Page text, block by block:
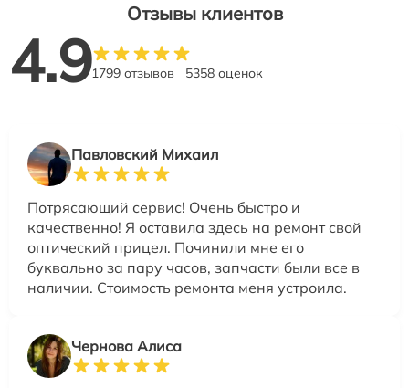
Отзывы клиентов
4.91799 отзывов 5358 оценок
Павловский Михаил
Потрясающий сервис! Очень быстро и
качественно! Я оставила здесь на ремонт свой
оптический прицел. Починили мне его
буквально за пару часов, запчасти были все в
наличии. Стоимость ремонта меня устроила.
Чернова Алиса